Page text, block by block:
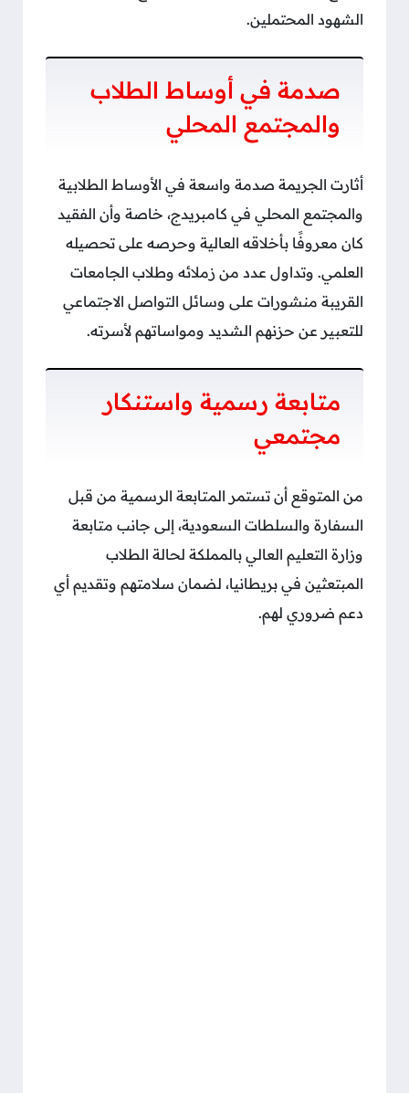
الشهود المحتملين.
صدمة في أوساط الطلاب
والمجتمع المحلي
أثارت الجريمة صدمة واسعة في الأوساط الطلابية
والمجتمع المحلي في كامبريدج، خاصة وأن الفقيد
كان معروفًا بأخلاقه العالية وحرصه على تحصيله
العلمي. وتداول عدد من زملائه وطلاب الجامعات
القريبة منشورات على وسائل التواصل الاجتماعي
للتعبير عن حزنهم الشديد ومواساتهم لأسرته.
متابعة رسمية واستنكار
مجتمعي
من المتوقع أن تستمر المتابعة الرسمية من قبل
السفارة والسلطات السعودية، إلى جانب متابعة
وزارة التعليم العالي بالمملكة لحالة الطلاب
المبتعثين في بريطانيا، لضمان سلامتهم وتقديم أي
دعم ضروري لهم.